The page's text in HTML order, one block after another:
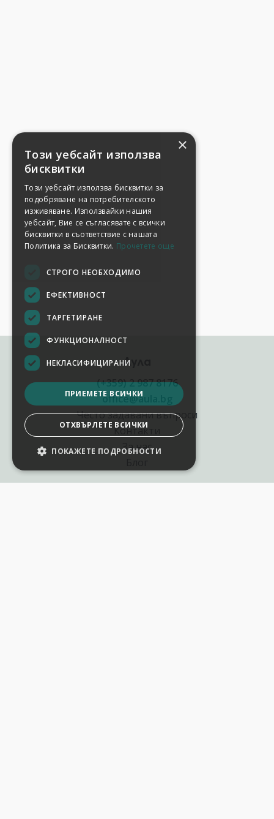
Аула
(+359) 2 987 8176
office@aula.bg
Често задавани въпроси
Контакти
За нас
×
Този уебсайт използва
бисквитки
Този уебсайт използва бисквитки за
подобряване на потребителското
изживяване. Използвайки нашия
уебсайт, Вие се съгласявате с всички
бисквитки в съответствие с нашата
Политика за Бисквитки. Прочетете още
СТРОГО НЕОБХОДИМО
ЕФЕКТИВНОСТ
ТАРГЕТИРАНЕ
ФУНКЦИОНАЛНОСТ
НЕКЛАСИФИЦИРАНИ
ПРИЕМЕТЕ ВСИЧКИ
ОТХВЪРЛЕТЕ ВСИЧКИ
ПОКАЖЕТЕ ПОДРОБНОСТИ